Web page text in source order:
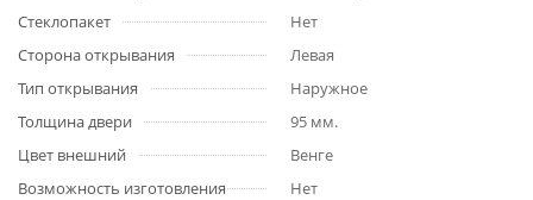
Стеклопакет
Нет
Сторона открывания
Левая
Тип открывания
Наружное
Толщина двери
95 мм.
Цвет внешний
Венге
Возможность изготовления
Нет